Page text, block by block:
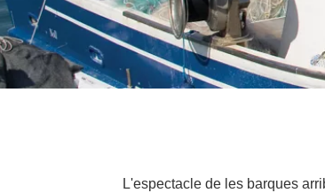
L'espectacle de les barques